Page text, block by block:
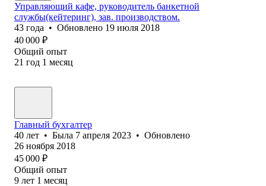
Управляющий кафе, руководитель банкетной
службы(кейтеринг), зав. производством.
43 года • Обновлено 19 июля 2018
40 000 ₽
Общий опыт
21 год 1 месяц
Главный бухгалтер
40 лет • Была 7 апреля 2023 • Обновлено
26 ноября 2018
45 000 ₽
Общий опыт
9 лет 1 месяц